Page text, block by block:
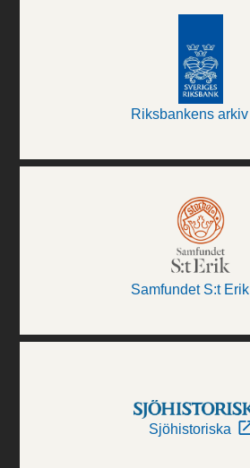
Riksbankens arkiv
Samfundet S:t Erik
Sjöhistoriska